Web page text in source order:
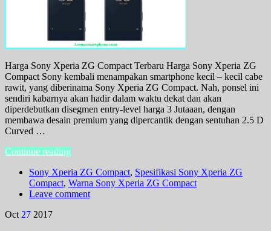
Harga Sony Xperia ZG Compact Terbaru Harga Sony Xperia ZG
Compact Sony kembali menampakan smartphone kecil – kecil cabe
rawit, yang diberinama Sony Xperia ZG Compact. Nah, ponsel ini
sendiri kabarnya akan hadir dalam waktu dekat dan akan
diperdebutkan disegmen entry-level harga 3 Jutaaan, dengan
membawa desain premium yang dipercantik dengan sentuhan 2.5 D
Curved …
Continue reading
Sony Xperia ZG Compact, Spesifikasi Sony Xperia ZG
Compact, Warna Sony Xperia ZG Compact
Leave comment
Oct 27 2017